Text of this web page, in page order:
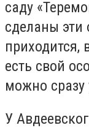
саду
сделаны эти
приходится,
есть свой
можно сразу
У